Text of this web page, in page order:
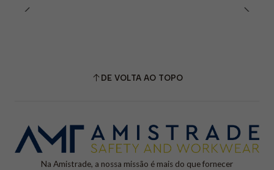
DE VOLTA AO TOPO
Na Amistrade, a nossa missão é mais do que fornecer